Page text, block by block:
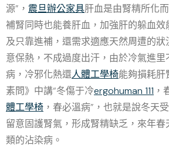
源”， 震旦辦公家具肝血是由腎精所化
補腎同時也能養肝血，加強肝的躲血
及只靠進補，還需求適應天然周遭的
意保熱，不成過度出汗，由於冷氣進
病，冷邪化熱還人體工學椅能夠損耗肝
素問》中講“冬傷于冷ergohuman 111 ，
體工學椅 ，春必溫病”，也就是說冬天
留意固護腎氣，形成腎精缺乏，來年
類的沾染病。